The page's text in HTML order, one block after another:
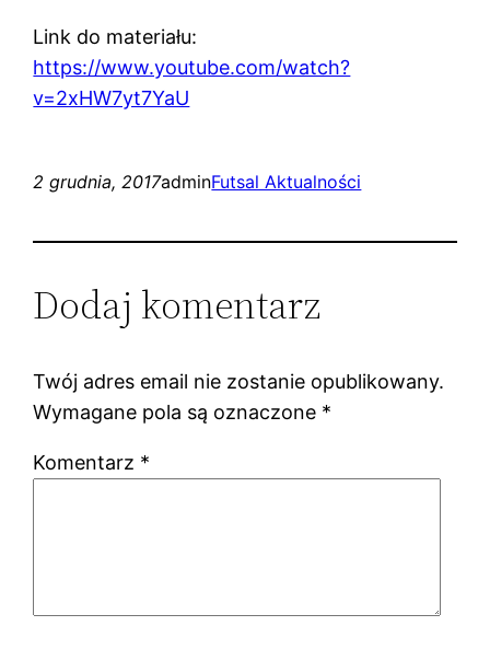
Link do materiału:
https://www.youtube.com/watch?
v=2xHW7yt7YaU
2 grudnia, 2017adminFutsal Aktualności
Dodaj komentarz
Twój adres email nie zostanie opublikowany.
Wymagane pola są oznaczone *
Komentarz *